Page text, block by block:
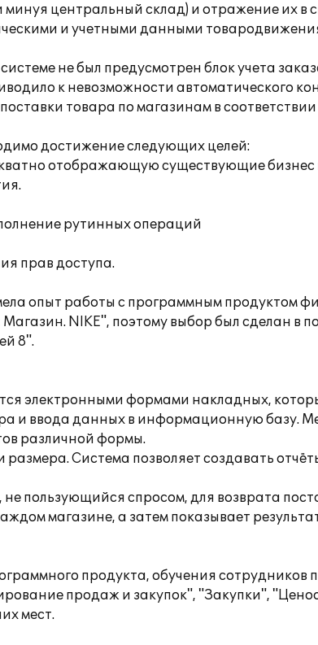
центральный склад) и отражение их в
и учетными данными
не был предусмотрен блок учета
к невозможности автоматического
товара по магазинам в
достижение следующих целей:
отображающую существующие бизнес
рутинных операций
прав доступа.
опыт работы с программным продуктом
NIKE", поэтому выбор был сделан в
8".
электронными формами накладных,
и ввода данных в информационную базу.
различной формы.
Система позволяет создавать
пользующийся спросом, для возврата
магазине, а затем показывает
продукта, обучения сотрудников
продаж и закупок", "Закупки",
мест.